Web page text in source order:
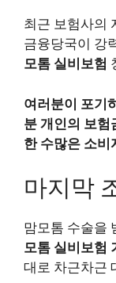
최근 보험사의
금융당국이 강
모톰 실비보험
여러분이 포기
분 개인의 보험
한 수많은 소비
마지막
맘모톰 수술을
모톰 실비보험
대로 차근차근